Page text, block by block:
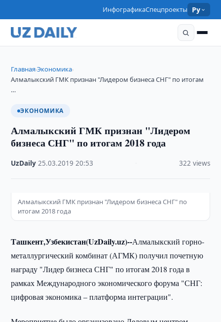
ИнфографикаСпецпроекты Ру
Главная›Экономика›
Алмалыкский ГМК признан "Лидером бизнеса СНГ" по итогам
…
ЭКОНОМИКА
Алмалыкский ГМК признан "Лидером
бизнеса СНГ" по итогам 2018 года
UzDaily ·25.03.2019 ·20:53 322 views
Алмалыкский ГМК признан "Лидером бизнеса СНГ" по
итогам 2018 года
Ташкент,Узбекистан(UzDaily.uz)--Алмалыкский горно-
металлургический комбинат (АГМК) получил почетную
награду "Лидер бизнеса СНГ" по итогам 2018 года в
рамках Международного экономического форума "СНГ:
цифровая экономика – платформа интеграции".